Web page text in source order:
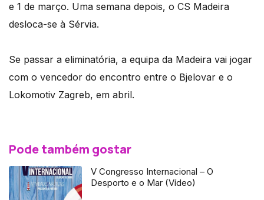
e 1 de março. Uma semana depois, o CS Madeira
desloca-se à Sérvia.
Se passar a eliminatória, a equipa da Madeira vai jogar
com o vencedor do encontro entre o Bjelovar e o
Lokomotiv Zagreb, em abril.
Pode também gostar
V Congresso Internacional – O
Desporto e o Mar (Vídeo)